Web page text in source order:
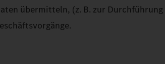
übermitteln, (z. B. zur